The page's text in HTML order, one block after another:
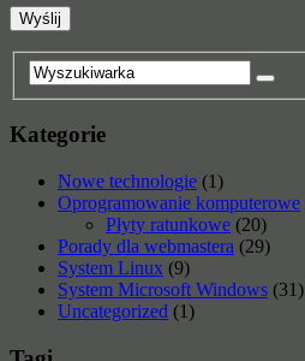
Kategorie
Nowe technologie (1)
Oprogramowanie komputerowe
Płyty ratunkowe (20)
Porady dla webmastera (29)
System Linux (9)
System Microsoft Windows (31)
Uncategorized (1)